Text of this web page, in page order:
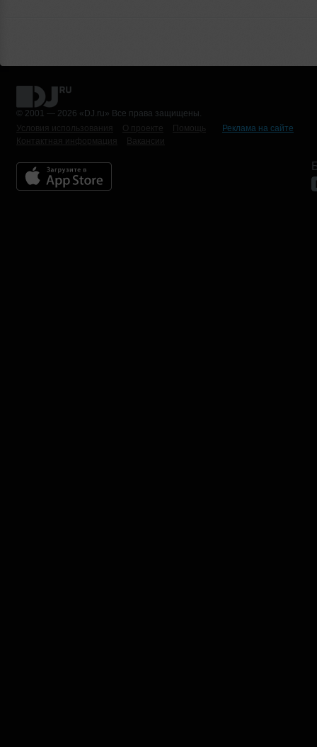
© 2001 — 2026 «DJ.ru» Все права защищены.
Условия использования
О проекте Помощь
Реклама на сайте
Контактная информация
Вакансии